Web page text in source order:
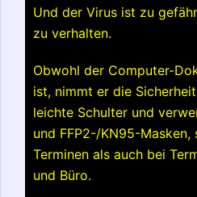
Und der Virus ist zu
zu verhalten.
Obwohl der Computer-
ist, nimmt er die
leichte Schulter und
und FFP2-/KN95-
Terminen als auch bei
und Büro.